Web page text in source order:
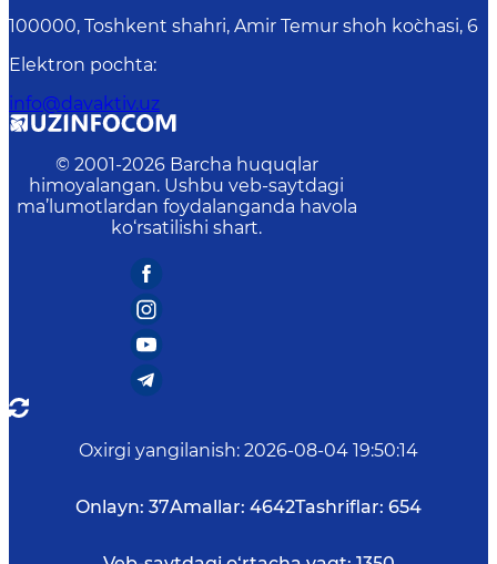
100000, Toshkent shahri, Amir Temur shoh ko`chasi, 6
Elektron pochta:
info@davaktiv.uz
© 2001-2026 Barcha huquqlar
himoyalangan. Ushbu veb-saytdagi
ma’lumotlardan foydalanganda havola
ko‘rsatilishi shart.
Oxirgi yangilanish: 2026-08-04 19:50:14
Onlayn: 37Amallar: 4642Tashriflar: 654